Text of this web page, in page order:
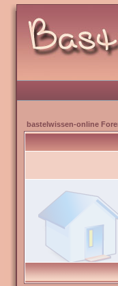
bastelwissen-online